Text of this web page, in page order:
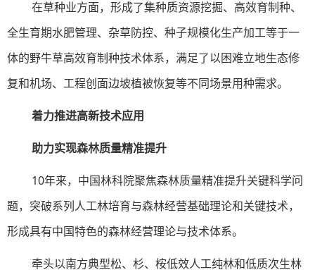
在草种业方面，形成了集种质资源挖掘、高效育制种、
全生育期水肥管理、杂草防控、种子规模化生产加工等于一
体的野牛草高效育制种技术体系，满足了以困难立地生态修
复和机场、工程创面边坡植被恢复等不同场景用种需求。
着力推进高新技术应用
助力实现森林质量精准提升
10年来，中国林科院聚焦森林质量精准提升关键科学问
题，突破系列人工林培育与森林经营基础理论和关键技术，
形成具有中国特色的森林经营理论与技术体系。
牵头以南方典型松、杉、桉低效人工纯林和低质次生林